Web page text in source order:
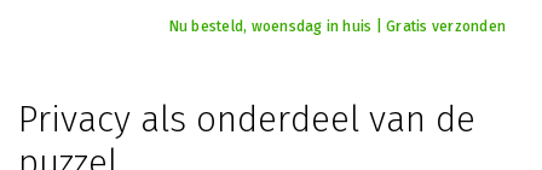
Nu besteld, woensdag in huis | Gratis verzonden
Privacy als onderdeel van de